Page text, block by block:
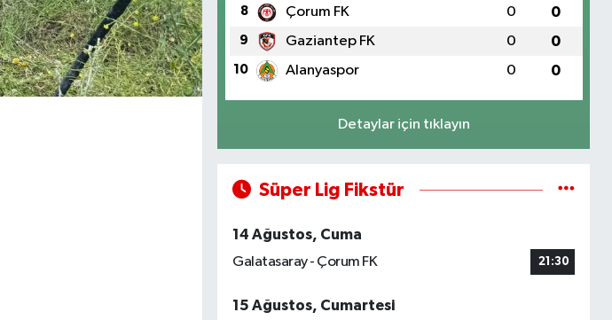
8 Çorum FK 0 0
9 Gaziantep FK 0 0
10 Alanyaspor 0 0
Detaylar için tıklayın
Süper Lig Fikstür
14 Ağustos, Cuma
Galatasaray - Çorum FK
21:30
15 Ağustos, Cumartesi